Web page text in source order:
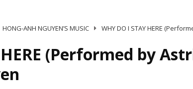
HONG-ANH NGUYEN’S MUSIC WHY DO I STAY HERE
(Performed by